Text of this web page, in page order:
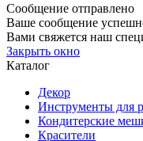
Сообщение отправлено
Ваше сообщение
Вами свяжется наш
Закрыть окно
Каталог
Декор
Инструменты для
Кондитерские
Красители